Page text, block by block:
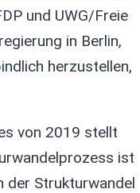
und UWG/Freie
in Berlin,
herzustellen,
von 2019 stellt
ist
der Strukturwandel